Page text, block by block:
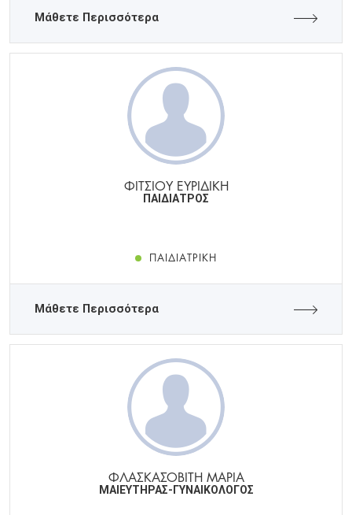
Μάθετε Περισσότερα
ΦΙΤΣΙΟΥ ΕΥΡΙΔΙΚΗ
ΠΑΙΔΙΑΤΡΟΣ
ΠΑΙΔΙΑΤΡΙΚΉ
Μάθετε Περισσότερα
ΦΛΑΣΚΑΣΟΒΙΤΗ ΜΑΡΙΑ
ΜΑΙΕΥΤΗΡΑΣ-ΓΥΝΑΙΚΟΛΟΓΟΣ